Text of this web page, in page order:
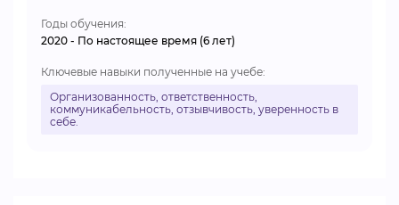
Годы обучения:
2020 - По настоящее время (6 лет)
Ключевые навыки полученные на учебе:
Организованность, ответственность,
коммуникабельность, отзывчивость, уверенность в
себе.